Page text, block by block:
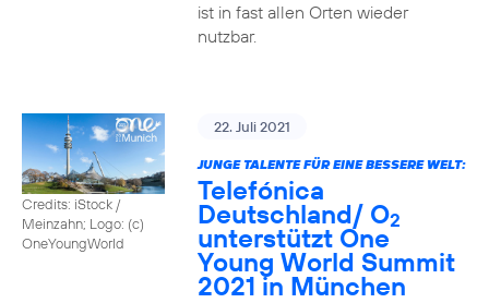
ist in fast allen Orten wieder
nutzbar.
Credits: iStock /
Meinzahn; Logo: (c)
OneYoungWorld
22. Juli 2021
JUNGE TALENTE FÜR EINE BESSERE WELT:
Telefónica
Deutschland/ O2
unterstützt One
Young World Summit
2021 in München